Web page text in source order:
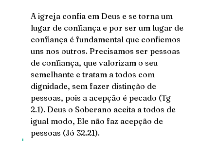
A igreja confia em Deus e se torna um
lugar de confiança e por ser um lugar de
confiança é fundamental que confiemos
uns nos outros. Precisamos ser pessoas
de confiança, que valorizam o seu
semelhante e tratam a todos com
dignidade, sem fazer distinção de
pessoas, pois a acepção é pecado (Tg
2.1). Deus o Soberano aceita a todos de
igual modo, Ele não faz acepção de
pessoas (Jó 32.21).